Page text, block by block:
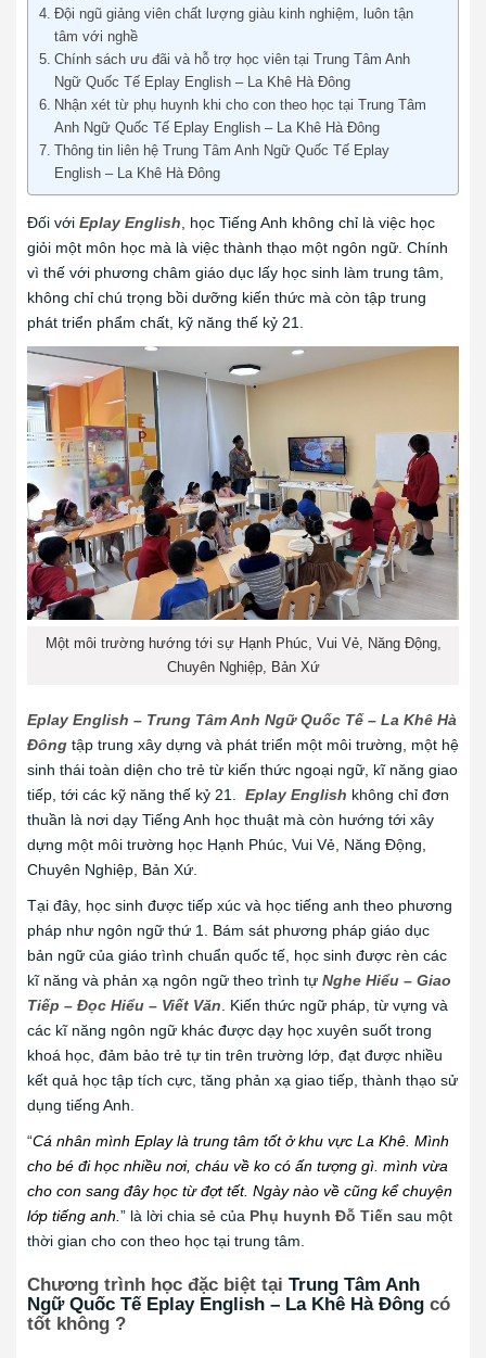
Đội ngũ giảng viên chất lượng giàu kinh nghiệm, luôn tận
tâm với nghề
Chính sách ưu đãi và hỗ trợ học viên tại Trung Tâm Anh
Ngữ Quốc Tế Eplay English – La Khê Hà Đông
Nhận xét từ phụ huynh khi cho con theo học tại Trung Tâm
Anh Ngữ Quốc Tế Eplay English – La Khê Hà Đông
Thông tin liên hệ Trung Tâm Anh Ngữ Quốc Tế Eplay
English – La Khê Hà Đông
Đối với Eplay English, học Tiếng Anh không chỉ là việc học
giỏi một môn học mà là việc thành thạo một ngôn ngữ. Chính
vì thế với phương châm giáo dục lấy học sinh làm trung tâm,
không chỉ chú trọng bồi dưỡng kiến thức mà còn tập trung
phát triển phẩm chất, kỹ năng thế kỷ 21.
Một môi trường hướng tới sự Hạnh Phúc, Vui Vẻ, Năng Động,
Chuyên Nghiệp, Bản Xứ
Eplay English – Trung Tâm Anh Ngữ Quốc Tế – La Khê Hà
Đông tập trung xây dựng và phát triển một môi trường, một hệ
sinh thái toàn diện cho trẻ từ kiến thức ngoại ngữ, kĩ năng giao
tiếp, tới các kỹ năng thế kỷ 21. Eplay English không chỉ đơn
thuần là nơi dạy Tiếng Anh học thuật mà còn hướng tới xây
dựng một môi trường học Hạnh Phúc, Vui Vẻ, Năng Động,
Chuyên Nghiệp, Bản Xứ.
Tại đây, học sinh được tiếp xúc và học tiếng anh theo phương
pháp như ngôn ngữ thứ 1. Bám sát phương pháp giáo dục
bản ngữ của giáo trình chuẩn quốc tế, học sinh được rèn các
kĩ năng và phản xạ ngôn ngữ theo trình tự Nghe Hiểu – Giao
Tiếp – Đọc Hiểu – Viết Văn . Kiến thức ngữ pháp, từ vựng và
các kĩ năng ngôn ngữ khác được dạy học xuyên suốt trong
khoá học, đảm bảo trẻ tự tin trên trường lớp, đạt được nhiều
kết quả học tập tích cực, tăng phản xạ giao tiếp, thành thạo sử
dụng tiếng Anh.
“Cá nhân mình Eplay là trung tâm tốt ở khu vực La Khê. Mình
cho bé đi học nhiều nơi, cháu về ko có ấn tượng gì. mình vừa
cho con sang đây học từ đợt tết. Ngày nào về cũng kể chuyện
lớp tiếng anh. ” là lời chia sẻ của Phụ huynh Đỗ Tiến sau một
thời gian cho con theo học tại trung tâm.
Chương trình học đặc biệt tại Trung Tâm Anh
Ngữ Quốc Tế Eplay English – La Khê Hà Đông có
tốt không ?